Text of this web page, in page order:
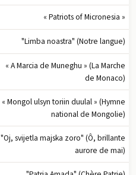
« Patriots of Micronesia »
"Limba noastra" (Notre langue)
« A Marcia de Muneghu » (La Marche
de Monaco)
« Mongol ulsyn toriin duulal » (Hymne
national de Mongolie)
"Oj, svijetla majska zoro" (Ô, brillante
aurore de mai)